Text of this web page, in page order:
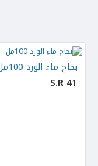
بخاخ ماء الورد 100مل
S.R 41